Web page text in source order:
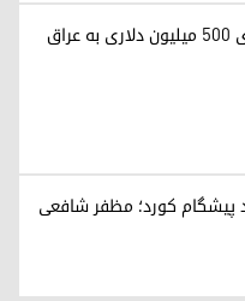
پیشگام کورد؛ مظفر شافعی